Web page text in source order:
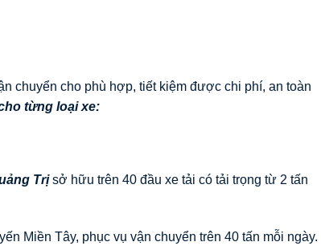
chuyển cho phù hợp, tiết kiệm được chi phí, an toàn
từng loại xe:
Trịsở hữu trên 40 đầu xe tải có tải trọng từ 2 tấn
Miền Tây, phục vụ vận chuyển trên 40 tấn mỗi ngày.